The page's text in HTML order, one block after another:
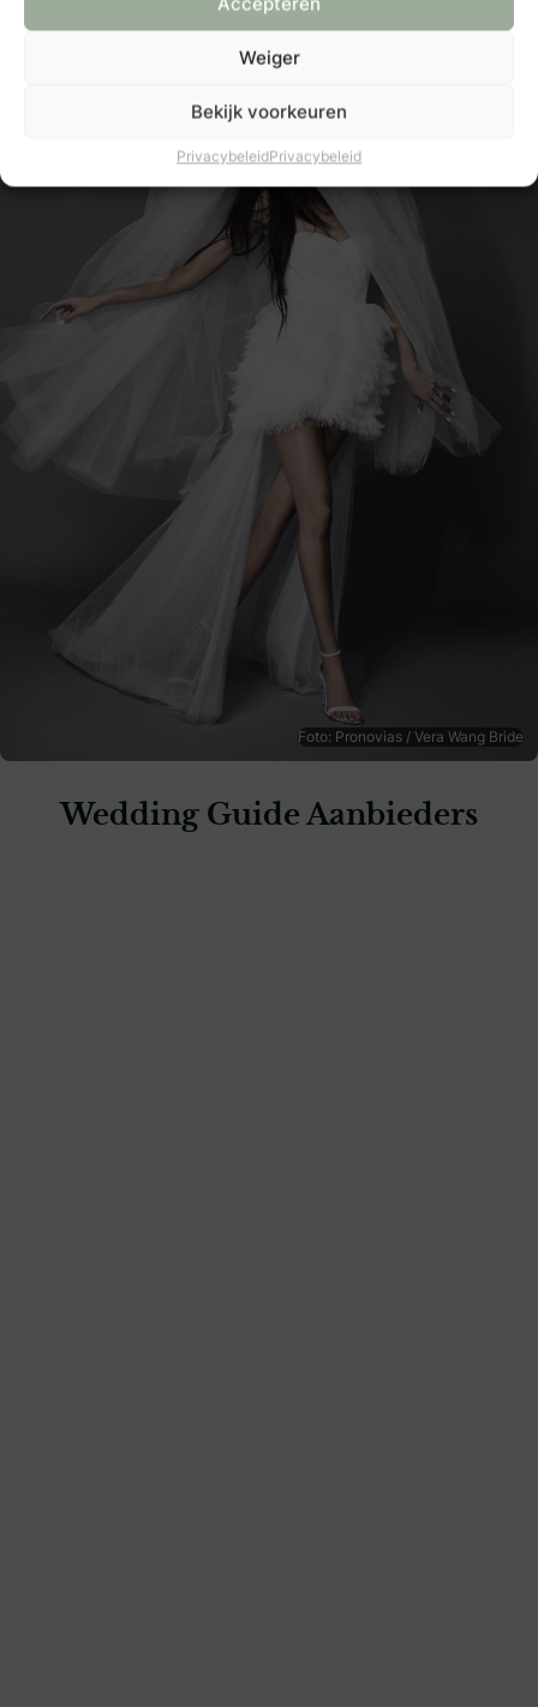
Weiger
Bekijk voorkeuren
PrivacybeleidPrivacybeleid
Foto: Pronovias / Vera Wang Bride
Wedding Guide Aanbieders